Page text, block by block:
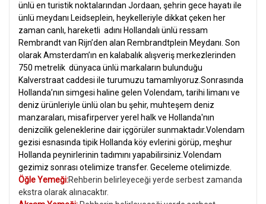
ünlü en turistik noktalarından Jordaan, şehrin gece hayatı ile
ünlü meydanı Leidseplein, heykelleriyle dikkat çeken her
zaman canlı, hareketli adını Hollandalı ünlü ressam
Rembrandt van Rijn’den alan Rembrandtplein Meydanı. Son
olarak Amsterdam’ın en kalabalık alışveriş merkezlerinden
750 metrelik dünyaca ünlü markaların bulunduğu
Kalverstraat caddesi ile turumuzu tamamlıyoruz.Sonrasında
Hollanda’nın simgesi haline gelen Volendam, tarihi limanı ve
deniz ürünleriyle ünlü olan bu şehir, muhteşem deniz
manzaraları, misafirperver yerel halk ve Hollanda'nın
denizcilik geleneklerine dair içgörüler sunmaktadır.Volendam
gezisi esnasında tipik Hollanda köy evlerini görüp, meşhur
Hollanda peynirlerinin tadımını yapabilirsiniz.Volendam
gezimiz sonrası otelimize transfer. Geceleme otelimizde.
Öğle Yemeği:Rehberin belirleyeceği yerde serbest zamanda
ekstra olarak alınacaktır.